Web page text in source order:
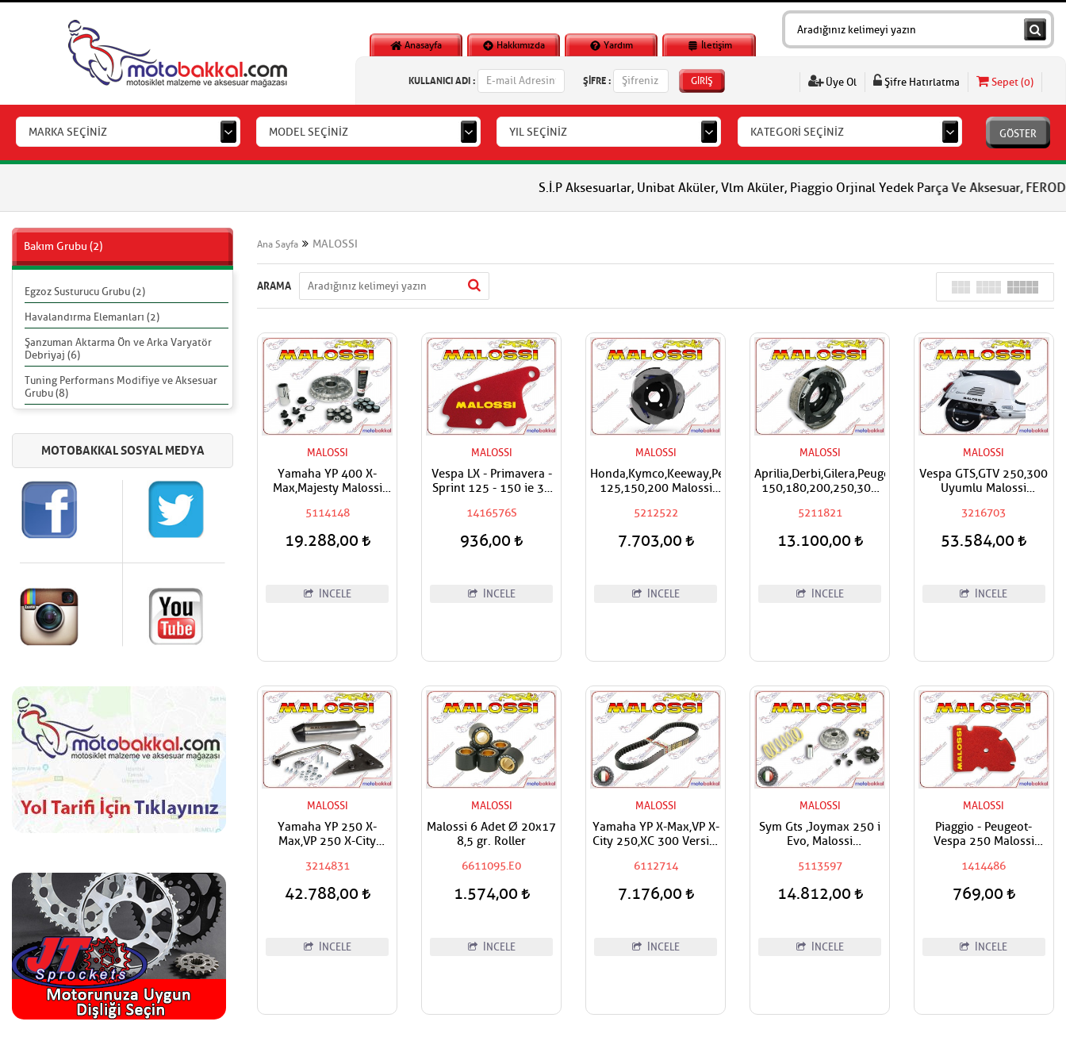
Anasayfa Hakkımızda Yardım İletişim
KULLANICI ADI : ŞİFRE : GİRİŞ Üye Ol Şifre Hatırlatma Sepet (0)
MARKA SEÇİNİZ MODEL SEÇİNİZ YIL SEÇİNİZ KATEGORİ SEÇİNİZ GÖSTER
S.İ.P Aksesuarlar, Unibat Aküler, Vlm Aküler, Piaggio Orjinal Yedek Parça Ve Aksesuar, FERODO
Bakım Grubu (2)
Egzoz Susturucu Grubu (2)
Havalandırma Elemanları (2)
Şanzuman Aktarma Ön ve Arka Varyatör
Debriyaj (6)
Tuning Performans Modifiye ve Aksesuar
Grubu (8)
Ana Sayfa MALOSSI
ARAMA
MALOSSI
Yamaha YP 400 X-
Max,Majesty Malossi
Varyatör
5114148
19.288,00
İNCELE
MALOSSI
Vespa LX - Primavera -
Sprint 125 - 150 ie 3V
Hava Filtresi
1416576S
936,00
İNCELE
MALOSSI
Honda,Kymco,Keeway,Peugeot,Sym,Yamaha
125,150,200 Malossi
Balatası
5212522
7.703,00
İNCELE
MALOSSI
Aprilia,Derbi,Gilera,Peugeot,Piaggio,Vespa
150,180,200,250,300
Debriyaj Balatası
5211821
13.100,00
İNCELE
MALOSSI
Vespa GTS,GTV 250,300
Uyumlu Malossi
3216703
53.584,00
İNCELE
MALOSSI
Yamaha YP 250 X-
Max,VP 250 X-City
Egzoz
3214831
42.788,00
İNCELE
MALOSSI
Malossi 6 Adet Ø 20x17
8,5 gr. Roller
6611095.E0
1.574,00
İNCELE
MALOSSI
Yamaha YP X-Max,VP X-
City 250,XC 300 Versity
Kevlar Varyatör Kayış
6112714
7.176,00
İNCELE
MALOSSI
Sym Gts ,Joymax 250 i
Evo, Malossi
Varyatör Takım
5113597
14.812,00
İNCELE
MALOSSI
Piaggio - Peugeot-
Vespa 250 Malossi
1414486
769,00
İNCELE